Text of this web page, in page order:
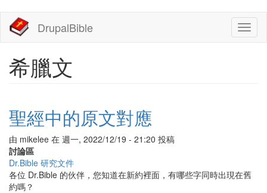
主
DrupalBible
希臘文
聖經中的原文對應
由 mikelee 在 週一, 2022/12/19 - 21:20 投稿
討論區
Dr.Bible 研究文件
各位 Dr.Bible 的伙伴，您知道在新約裡面，有哪些字同時出現在舊
約嗎？